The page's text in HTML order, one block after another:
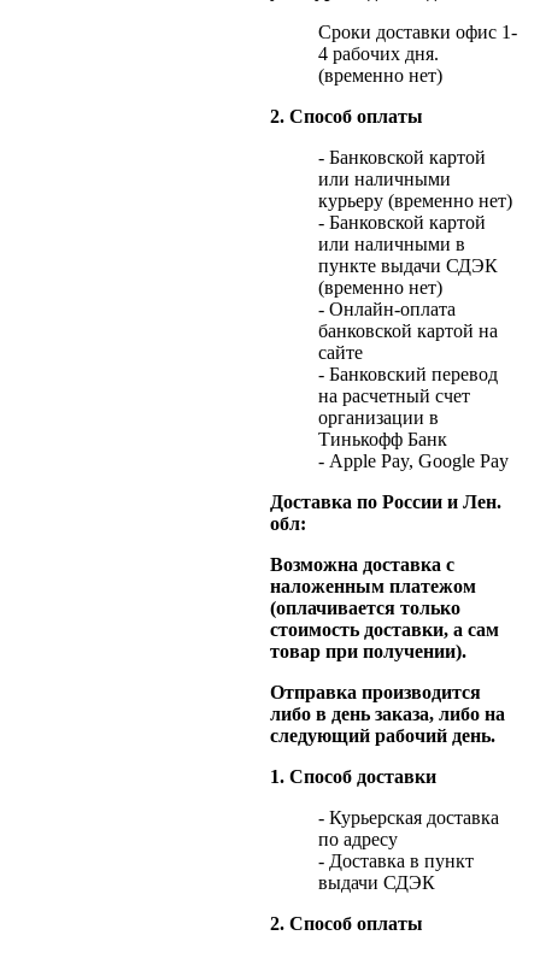
Сроки доставки офис 1-
4 рабочих дня.
(временно нет)
2. Способ оплаты
- Банковской картой
или наличными
курьеру (временно нет)
- Банковской картой
или наличными в
пункте выдачи СДЭК
(временно нет)
- Онлайн-оплата
банковской картой на
сайте
- Банковский перевод
на расчетный счет
организации в
Тинькофф Банк
- Apple Pay, Google Pay
Доставка по России и Лен.
обл:
Возможна доставка с
наложенным платежом
(оплачивается только
стоимость доставки, а сам
товар при получении).
Отправка производится
либо в день заказа, либо на
следующий рабочий день.
1. Способ доставки
- Курьерская доставка
по адресу
- Доставка в пункт
выдачи СДЭК
2. Способ оплаты